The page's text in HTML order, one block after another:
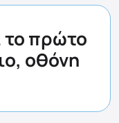
το πρώτο
οθόνη